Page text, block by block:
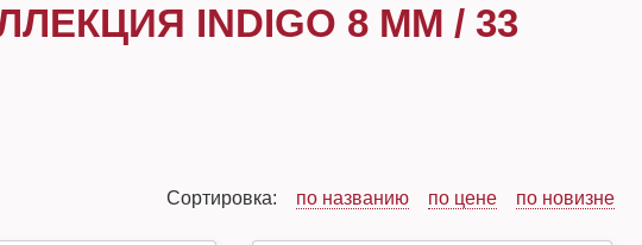
INDIGO 8 ММ / 33
Сортировка: по названию по цене по новизне